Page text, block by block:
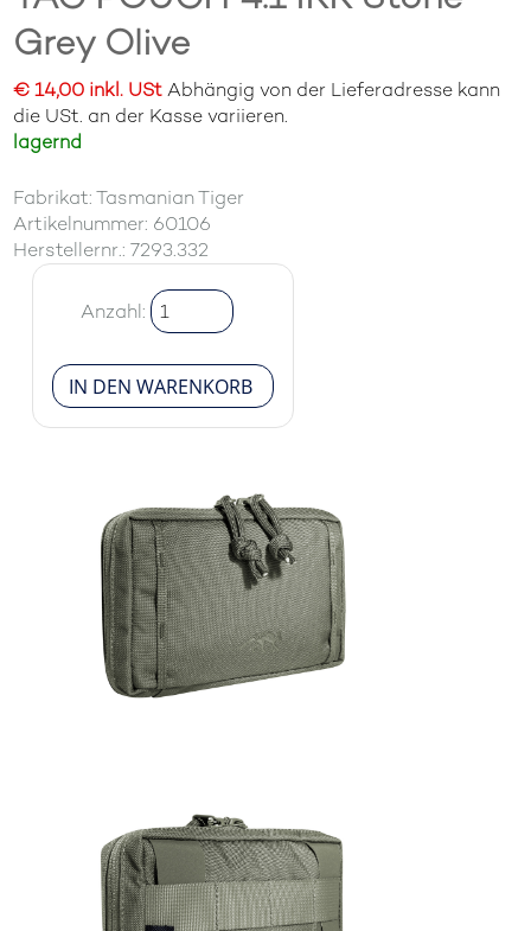
Grey Olive
€ 14,00 inkl. UStAbhängig von der Lieferadresse kann
die USt. an der Kasse variieren.
lagernd
Fabrikat: Tasmanian Tiger
Artikelnummer: 60106
Herstellernr.: 7293.332
Anzahl: